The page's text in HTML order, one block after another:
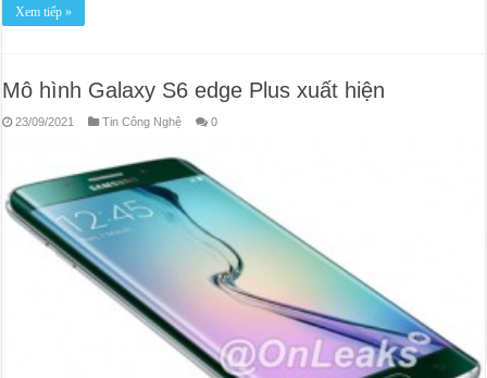
Xem tiếp »
Mô hình Galaxy S6 edge Plus xuất hiện
23/09/2021 Tin Công Nghệ 0